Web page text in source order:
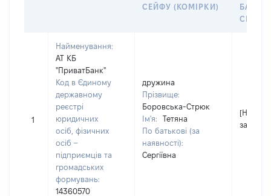
СЕЙФУ (КОМІРКИ)
СЕЙФУ
1
Найменування:
АТ КБ
"ПриватБанк"
Код в Єдиному
державному
реєстрі
юридичних
осіб, фізичних
осіб –
підприємців та
громадських
формувань:
14360570
дружина
Прізвище:
Боровська-Стрюк
Ім'я:
Тетяна
По батькові (за
наявності):
Сергіївна
[Не